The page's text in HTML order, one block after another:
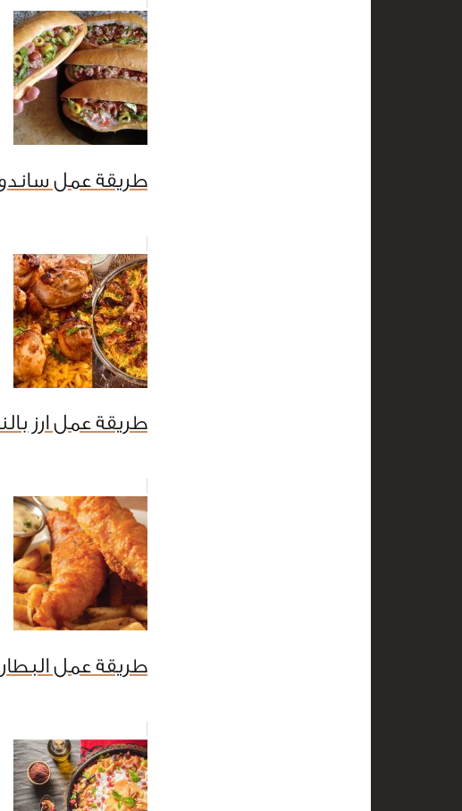
طريقة عمل
طريقة عمل ارز
طريقة عمل